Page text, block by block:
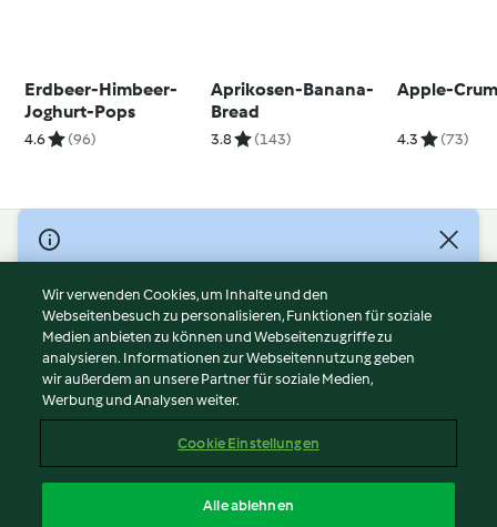
Erdbeer-Himbeer-
Joghurt-Pops
4.6 (96)
Aprikosen-Banana-
Bread
3.8 (143)
Apple-
4.3 (73)
© Copyright 2026
Nutzungsbedingungen
Datenschutzrichtlinien
Disclaimer
Impressum
Cookies
Abo kündigen
Wir verwenden Cookies, um Inhalte und den
Webseitenbesuch zu personalisieren, Funktionen für soziale
Medien anbieten zu können und Webseitenzugriffe zu
analysieren. Informationen zur Webseitennutzung geben
wir außerdem an unsere Partner für soziale Medien,
Werbung und Analysen weiter.
Cookie Einstellungen
Alle ablehnen